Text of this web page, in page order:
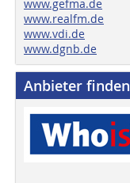
www.gefma.de
www.realfm.de
www.vdi.de
www.dgnb.de
Anbieter finden